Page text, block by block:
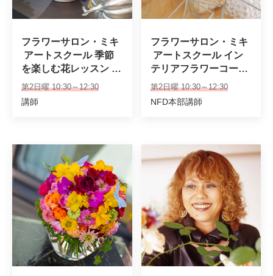
フラワーサロン・ミキ
アートスクール 季節
を楽しむ花レッスン 8
月～
第2日曜 10:30～12:30
講師
フラワーサロン・ミキ
アートスクール イン
テリアフラワーコー
ス　8月～6回
第2日曜 10:30～12:30
NFD本部講師